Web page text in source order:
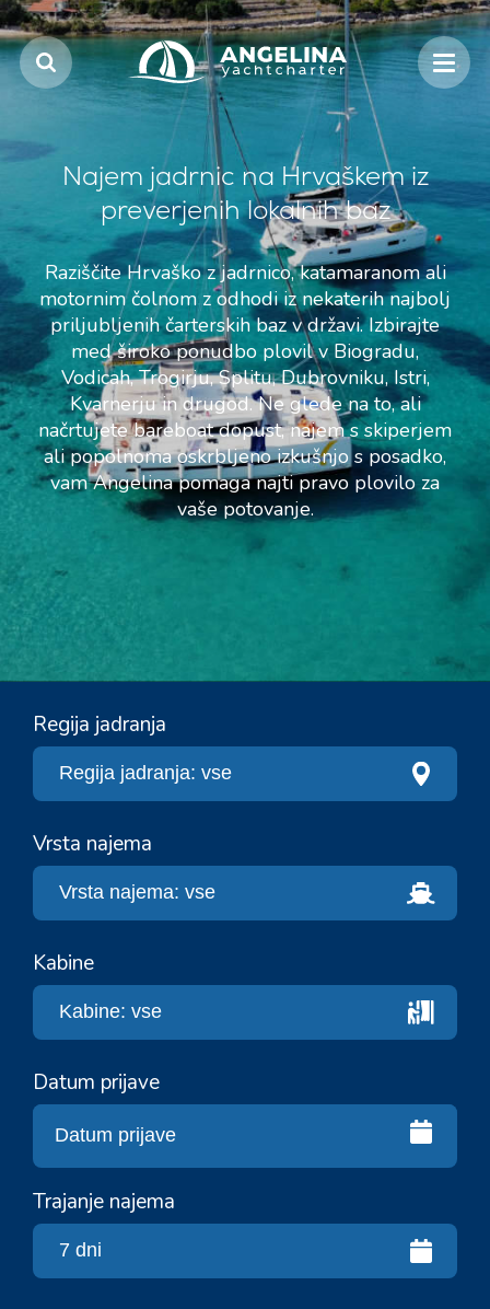
Najem jadrnic na Hrvaškem iz
preverjenih lokalnih baz
Raziščite Hrvaško z jadrnico, katamaranom ali
motornim čolnom z odhodi iz nekaterih najbolj
priljubljenih čarterskih baz v državi. Izbirajte
med široko ponudbo plovil v Biogradu,
Vodicah, Trogirju, Splitu, Dubrovniku, Istri,
Kvarnerju in drugod. Ne glede na to, ali
načrtujete bareboat dopust, najem s skiperjem
ali popolnoma oskrbljeno izkušnjo s posadko,
vam Angelina pomaga najti pravo plovilo za
vaše potovanje.
Regija jadranja
Vrsta najema
Kabine
Datum prijave
Trajanje najema